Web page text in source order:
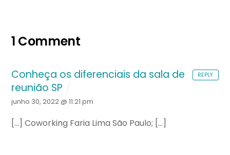
1 Comment
Conheça os diferenciais da sala de
reunião SP
junho 30, 2022 @ 11:21 pm
[…] Coworking Faria Lima São Paulo; […]
REPLY